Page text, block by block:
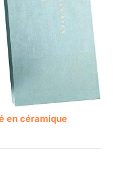
en céramique